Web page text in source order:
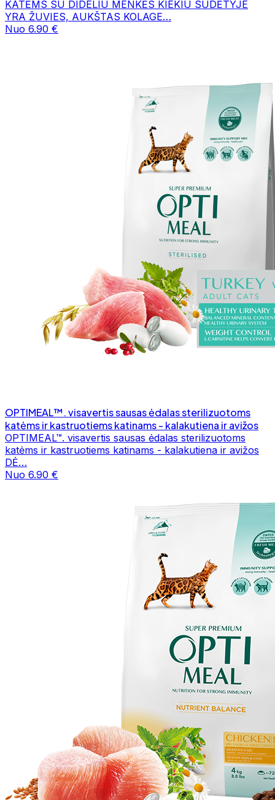
KATĖMS SU DIDELIU MENKĖS KIEKIU SUDĖTYJE
YRA ŽUVIES, AUKŠTAS KOLAGE…
Nuo 6.90 €
OPTIMEAL™. visavertis sausas ėdalas sterilizuotoms
katėms ir kastruotiems katinams - kalakutiena ir avižos
OPTIMEAL™. visavertis sausas ėdalas sterilizuotoms
katėms ir kastruotiems katinams - kalakutiena ir avižos
DĖ…
Nuo 6.90 €